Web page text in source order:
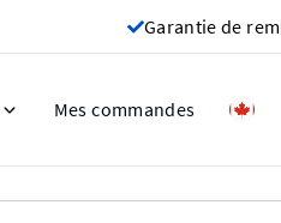
Garantie de
Mes commandes